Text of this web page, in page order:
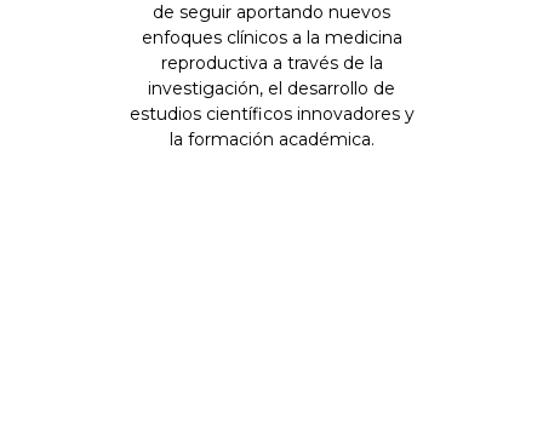
de seguir aportando nuevos
enfoques clínicos a la medicina
reproductiva a través de la
investigación, el desarrollo de
estudios científicos innovadores y
la formación académica.